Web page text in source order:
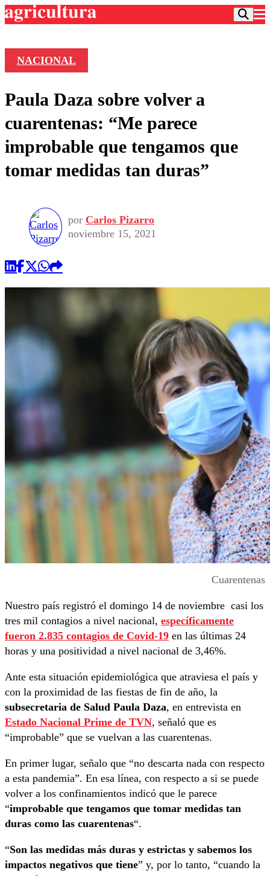
Frecuencias
Agricultura TV
Deportes
Colo Colo
Motor
Torneo Internacional
Torneo Nacional
Entretención
Noticias
Internacional
Nacional
Vida Social
Programas
Comercial
NACIONAL
Paula Daza sobre volver a
cuarentenas: “Me parece
improbable que tengamos que
tomar medidas tan duras”
por Carlos Pizarro
noviembre 15, 2021
Cuarentenas
Nuestro país registró el domingo 14 de noviembre casi los
tres mil contagios a nivel nacional, específicamente
fueron 2.835 contagios de Covid-19 en las últimas 24
horas y una positividad a nivel nacional de 3,46%.
Ante esta situación epidemiológica que atraviesa el país y
con la proximidad de las fiestas de fin de año, la
subsecretaria de Salud Paula Daza, en entrevista en
Estado Nacional Prime de TVN, señaló que es
“improbable” que se vuelvan a las cuarentenas.
En primer lugar, señalo que “no descarta nada con respecto
a esta pandemia”. En esa línea, con respecto a si se puede
volver a los confinamientos indicó que le parece
“improbable que tengamos que tomar medidas tan
duras como las cuarentenas“.
“Son las medidas más duras y estrictas y sabemos los
impactos negativos que tiene” y, por lo tanto, “cuando la